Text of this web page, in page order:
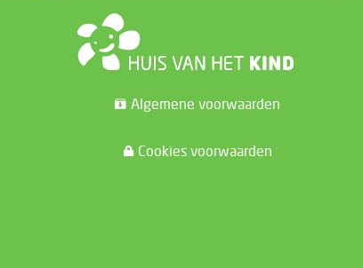
Algemene voorwaarden
Cookies voorwaarden